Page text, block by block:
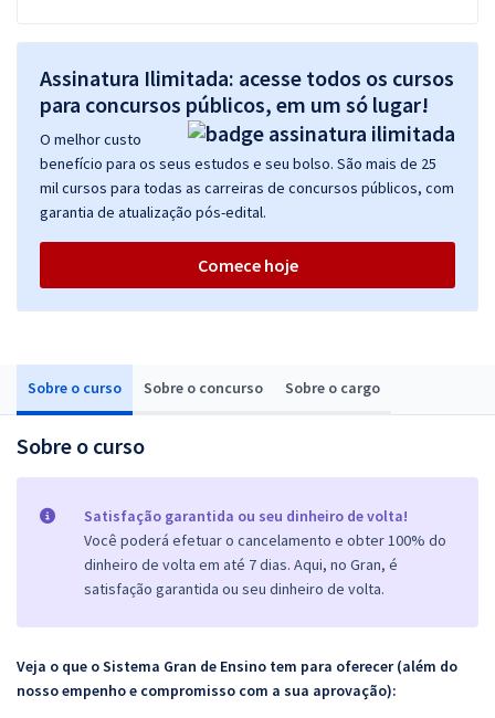
Sobre o curso Sobre o concurso Sobre o cargo
Sobre o curso
Satisfação garantida ou seu dinheiro de volta!
Você poderá efetuar o cancelamento e obter 100% do
dinheiro de volta em até 7 dias. Aqui, no Gran, é
satisfação garantida ou seu dinheiro de volta.
Veja o que o Sistema Gran de Ensino tem para oferecer (além do
nosso empenho e compromisso com a sua aprovação):
Assinatura Ilimitada: acesse todos os cursos
para concursos públicos, em um só lugar!
O melhor custo
benefício para os seus estudos e seu bolso. São mais de 25
mil cursos para todas as carreiras de concursos públicos, com
garantia de atualização pós-edital.
Comece hoje